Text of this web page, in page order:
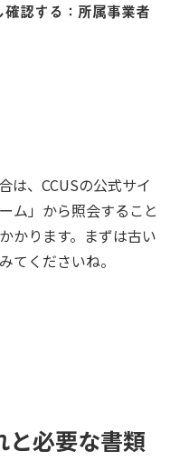
認する：所属事業者
は、CCUSの公式サイ
ム」から照会すること
かります。まずは古い
てくださいね。
と必要な書類